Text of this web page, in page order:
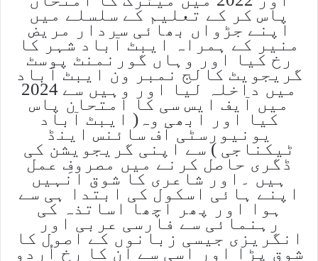
پاس کر کے تعلیم کے سلسلے میں
اپنے جڑواں بھائی سردار مریض
منیر کے ہمراہ ایبٹ آباد شہر کا
رخ کیا اور وہاں گورنمنٹ پوسٹ
گریجویٹ کالج نمبر ون ایبٹ آباد
میں داخلہ لیا اور وہیں سے 2024
میں آیف ایس سی کا امتحان پاس
کیا اور ابھی وہ( ایبٹ آباد
یونیورسٹی آف سائنس اینڈ
ٹیکناجی ) سے اپنی گریجویشن کی
ڈگری حاصل کرنے میں مصروفِ عمل
ہیں ۔اور شاعری کا شوق انہیں
اپنے ہائی اسکول کی ابتدا ہی سے
ہوا اور پھر اچھا اساتذہ کی
رہنمائی سے فارسی عربی اور
انگریزی جیسی زبانوں کے اصول کا
شوق پڑا اور اسی سے ان کا رخ اُردو